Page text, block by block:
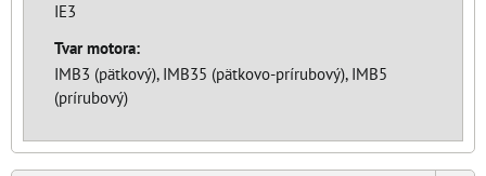
IE3
Tvar motora:
IMB3 (pätkový), IMB35 (pätkovo-prírubový), IMB5
(prírubový)